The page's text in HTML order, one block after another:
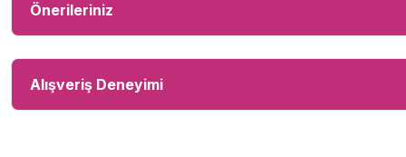
Önerileriniz
Alışveriş Deneyimi